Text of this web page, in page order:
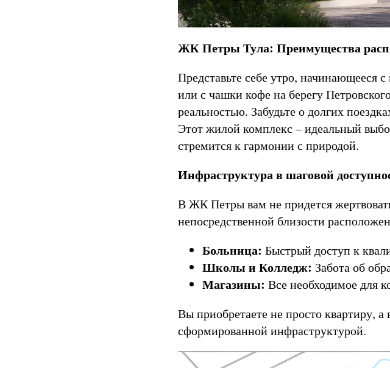
ЖК Петры Тула: Преимущества
Представьте себе утро,
или с чашки кофе на берегу
реальностью. Забудьте о долгих
Этот жилой комплекс – идеальный
стремится к гармонии с природой.
Инфраструктура в шаговой
В ЖК Петры вам не придется
непосредственной близости
Больница: Быстрый доступ к
Школы и Колледж: Забота об
Магазины: Все необходимое для
Вы приобретаете не просто квартиру,
сформированной инфраструктурой.